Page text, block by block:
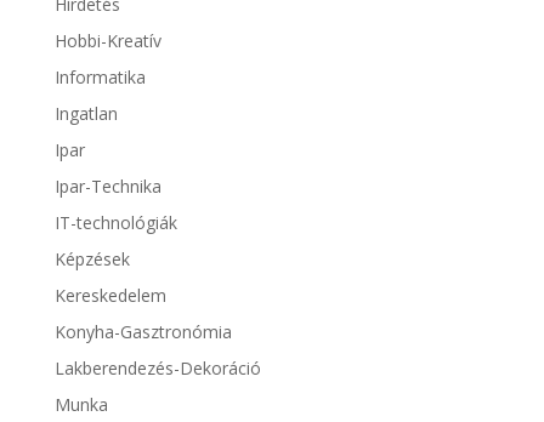
Hobbi-Kreatív
Informatika
Ingatlan
Ipar
Ipar-Technika
IT-technológiák
Képzések
Kereskedelem
Konyha-Gasztronómia
Lakberendezés-Dekoráció
Munka